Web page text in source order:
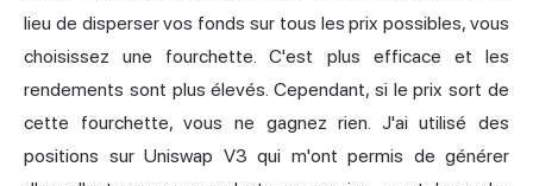
lieu de disperser vos fonds sur tous les prix possibles, vous
choisissez une fourchette. C'est plus efficace et les
rendements sont plus élevés. Cependant, si le prix sort de
cette fourchette, vous ne gagnez rien. J'ai utilisé des
positions sur Uniswap V3 qui m'ont permis de générer